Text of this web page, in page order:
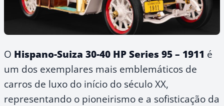
O Hispano-Suiza 30-40 HP Series 95 – 1911 é
um dos exemplares mais emblemáticos de
carros de luxo do início do século XX,
representando o pioneirismo e a sofisticação da